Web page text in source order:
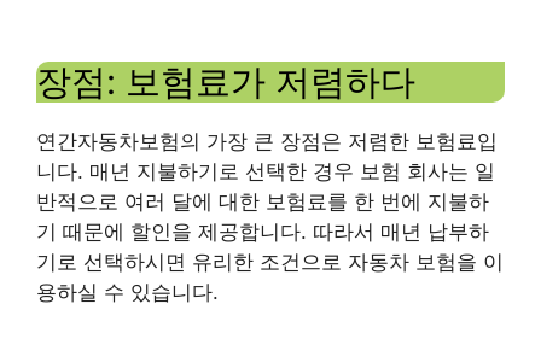
장점: 보험료가 저렴하다
연간자동차보험의 가장 큰 장점은 저렴한 보험료입
니다. 매년 지불하기로 선택한 경우 보험 회사는 일
반적으로 여러 달에 대한 보험료를 한 번에 지불하
기 때문에 할인을 제공합니다. 따라서 매년 납부하
기로 선택하시면 유리한 조건으로 자동차 보험을 이
용하실 수 있습니다.